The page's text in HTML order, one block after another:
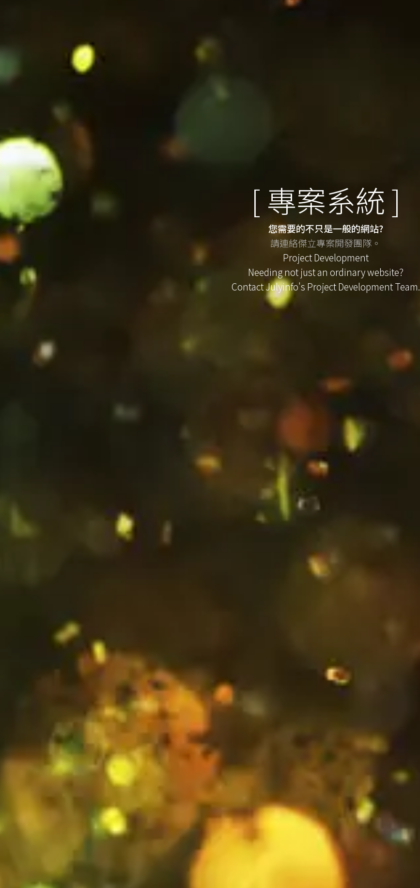
[專案系統]
您需要的不只是一般的網站?
請連絡傑立專案開發團隊。
Project Development
Needing not just an ordinary website?
Contact Julyinfo's Project Development Team.